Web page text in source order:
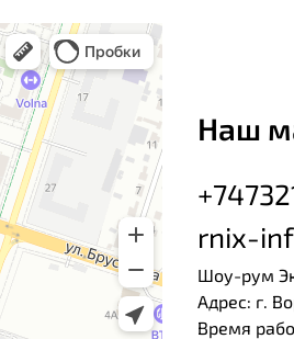
Наш
rnix-
Шоу-рум
Адрес: г.
Время